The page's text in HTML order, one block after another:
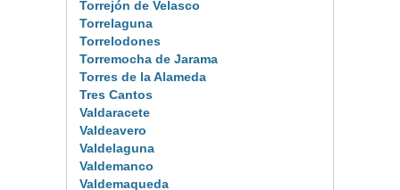
Torrejón de Velasco
Torrelaguna
Torrelodones
Torremocha de Jarama
Torres de la Alameda
Tres Cantos
Valdaracete
Valdeavero
Valdelaguna
Valdemanco
Valdemaqueda